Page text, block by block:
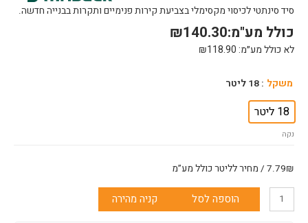
סיד סינתטי לכיסוי מקסימלי בצביעת קירות פנימיים ותקרות בבנייה חדשה.
₪140.30כולל מע"מ:
לא כולל מע״מ: ₪118.90
משקל : 18 ליטר
18 ליטר
נקה
7.79₪ / מחיר לליטר כולל מע”מ
כמות
גמר
סיד
הוספה לסל קניה מהירה